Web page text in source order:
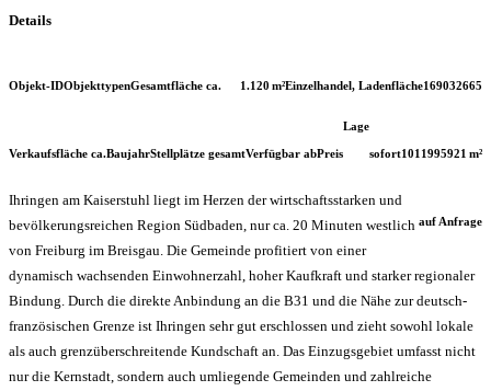
Details
Objekt-ID 169032665
Objekttypen Einzelhandel, Ladenfläche
Gesamtfläche ca. 1.120 m²
Verkaufsfläche ca. 921 m²
Baujahr 1995
Stellplätze gesamt 101
Verfügbar ab sofort
Preis
auf Anfrage
Lage
Ihringen am Kaiserstuhl liegt im Herzen der wirtschaftsstarken und
bevölkerungsreichen Region Südbaden, nur ca. 20 Minuten westlich
von Freiburg im Breisgau. Die Gemeinde profitiert von einer
dynamisch wachsenden Einwohnerzahl, hoher Kaufkraft und starker regionaler
Bindung. Durch die direkte Anbindung an die B31 und die Nähe zur deutsch-
französischen Grenze ist Ihringen sehr gut erschlossen und zieht sowohl lokale
als auch grenzüberschreitende Kundschaft an. Das Einzugsgebiet umfasst nicht
nur die Kernstadt, sondern auch umliegende Gemeinden und zahlreiche